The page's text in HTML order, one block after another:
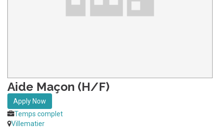
Aide Maçon (H/F)
Apply Now
Temps complet
Villematier